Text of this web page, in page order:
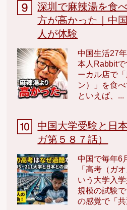
深圳で麻辣湯を食
方が高かった｜中
人が体験
中国生活27
本人Rabbit
ーカル店で
ン）」を食
といえば、...
中国大学受験と日
ガ第５８７話）
中国で毎年6
「高考（ガ
いう大学入
規模の試験
の感覚で「